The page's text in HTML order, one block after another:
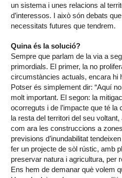
un sistema i unes relacions al
d’interessos. I això són debats
necessitats futures que tendrem.
Quina és la solució?
Sempre que parlam de la via a
primordials. El primer, la no
circumstàncies actuals, encara hi
Potser és simplement dir: “Aquí
molt important. El segon: la
ocorreguts i de l’impacte que té
la resta del territori del seu
com ara les construccions a
previsions d’inundabilitat
fer un projecte de sòl rústic, amb
preservar natura i agricultura, per
Ens hem de demanar què volem